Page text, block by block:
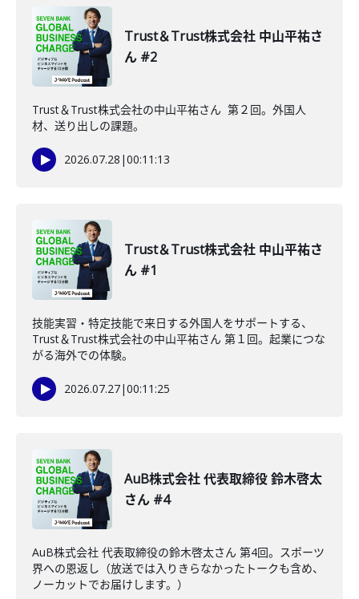
Trust＆Trust株式会社 中山平祐さ
ん #2
Trust＆Trust株式会社の中山平祐さん 第２回。外国人
材、送り出しの課題。
2026.07.28 |00:11:13
Trust＆Trust株式会社 中山平祐さ
ん #1
技能実習・特定技能で来日する外国人をサポートする、
Trust＆Trust株式会社の中山平祐さん 第１回。起業につな
がる海外での体験。
2026.07.27|00:11:25
AuB株式会社 代表取締役 鈴木啓太
さん #4
AuB株式会社 代表取締役の鈴木啓太さん 第4回。スポーツ
界への恩返し（放送では入りきらなかったトークも含め、
ノーカットでお届けします。）